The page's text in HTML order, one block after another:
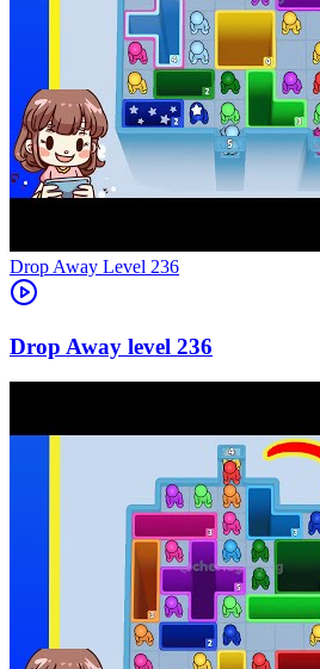
Level 236
236